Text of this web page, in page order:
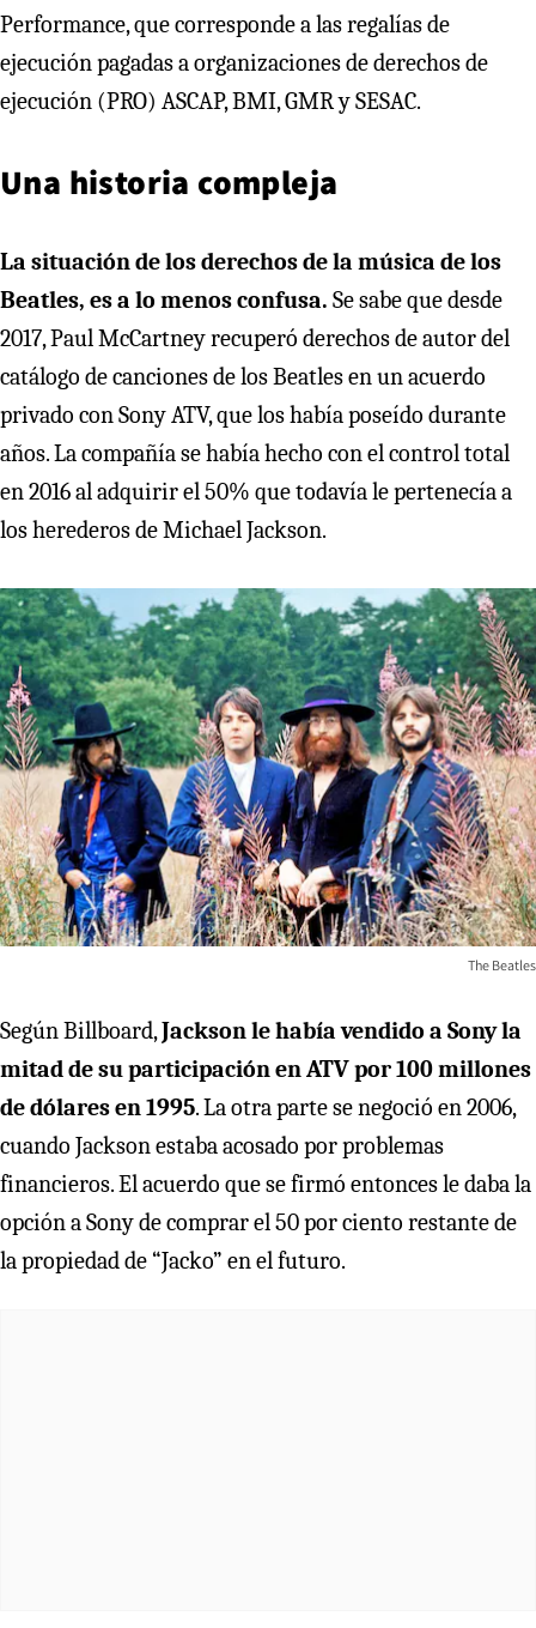
Performance, que corresponde a las regalías de
ejecución pagadas a organizaciones de derechos de
ejecución (PRO) ASCAP, BMI, GMR y SESAC.
Una historia compleja
La situación de los derechos de la música de los
Beatles, es a lo menos confusa. Se sabe que desde
2017, Paul McCartney recuperó derechos de autor del
catálogo de canciones de los Beatles en un acuerdo
privado con Sony ATV, que los había poseído durante
años. La compañía se había hecho con el control total
en 2016 al adquirir el 50% que todavía le pertenecía a
los herederos de Michael Jackson.
The Beatles
Según Billboard,Jackson le había vendido a Sony la
mitad de su participación en ATV por 100 millones
de dólares en 1995. La otra parte se negoció en 2006,
cuando Jackson estaba acosado por problemas
financieros. El acuerdo que se firmó entonces le daba la
opción a Sony de comprar el 50 por ciento restante de
la propiedad de “Jacko” en el futuro.